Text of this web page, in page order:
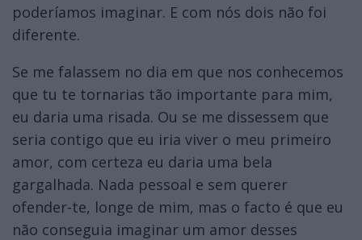
poderíamos imaginar. E com nós dois não foi
diferente.
Se me falassem no dia em que nos conhecemos
que tu te tornarias tão importante para mim,
eu daria uma risada. Ou se me dissessem que
seria contigo que eu iria viver o meu primeiro
amor, com certeza eu daria uma bela
gargalhada. Nada pessoal e sem querer
ofender-te, longe de mim, mas o facto é que eu
não conseguia imaginar um amor desses